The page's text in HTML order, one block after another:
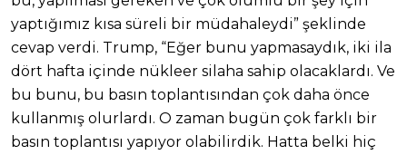
yaptığımız kısa süreli bir müdahaleydi” şeklinde
cevap verdi. Trump, “Eğer bunu yapmasaydık, iki ila
dört hafta içinde nükleer silaha sahip olacaklardı. Ve
bu bunu, bu basın toplantısından çok daha önce
kullanmış olurlardı. O zaman bugün çok farklı bir
basın toplantısı yapıyor olabilirdik. Hatta belki hiç